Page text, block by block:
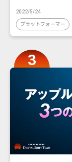
2022/5/24
プラットフォーマー